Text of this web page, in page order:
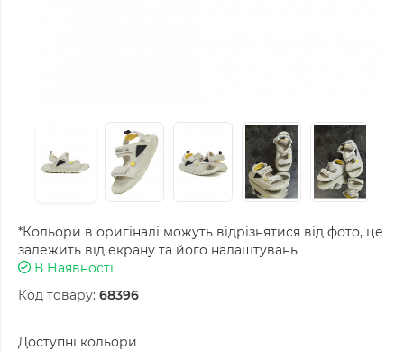
*Кольори в оригіналі можуть відрізнятися від фото, це
залежить від екрану та його налаштувань
В Наявності
Код товару: 68396
Доступні кольори